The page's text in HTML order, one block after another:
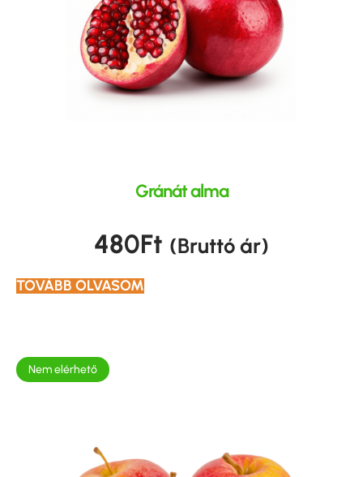
Gránát alma
480Ft (Bruttó ár)
TOVÁBB OLVASOM
Nem elérhető